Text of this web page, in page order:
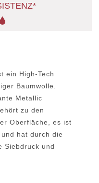
ein High-Tech
Baumwolle.
Metallic
zu den
Oberfläche, es ist
hat durch die
Siebdruck und